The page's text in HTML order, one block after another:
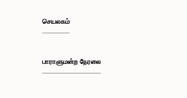
செயலகம்
பாராளுமன்ற நேரலை